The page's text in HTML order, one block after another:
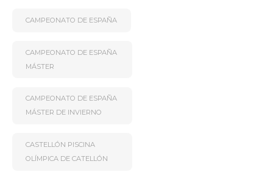
CAMPEONATO DE ESPAÑA
CAMPEONATO DE ESPAÑA
MÁSTER
CAMPEONATO DE ESPAÑA
MÁSTER DE INVIERNO
CASTELLÓN PISCINA
OLÍMPICA DE CATELLÓN